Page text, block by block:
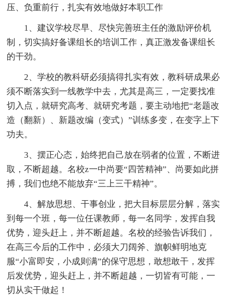
压、负重前行，扎实有效地做好本职工作
1、建议学校尽早、尽快完善班主任的激励评价机
制，切实搞好备课组长的培训工作，真正激发备课组长
的干劲。
2、学校的教科研必须搞得扎实有效，教科研成果必
须不断落实到一线教学中去，尤其是高三，一定要找准
切入点，就研究高考、就研究考题，要主动地把“老题改
造（翻新）、新题改编（变式）”训练多变，在变字上下
功夫。
3、摆正心态，始终把自己放在弱者的位置，不断进
取，不断超越。名校z一中尚要“四苦精神”、尚要如此拼
搏，我们也绝不能放弃“三上三干精神”。
4、解放思想、干事创业，把大目标层层分解，落实
到每一个班，每一位任课教师，每一名同学，发挥自我
优势，迎头赶上，并不断超越。名校的经验告诉我们，
在高三今后的工作中，必须大刀阔斧、旗帜鲜明地克
服“小富即安，小成则满”的保守思想，敢想敢干，发挥
后发优势，迎头赶上，并不断超越，一切皆有可能，一
切从实干做起！